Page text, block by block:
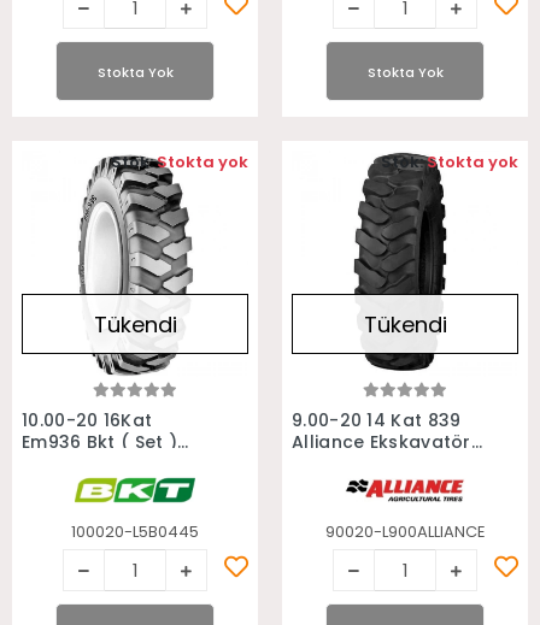
Stokta Yok Stokta Yok
Stokta Yok
Tükendi
10.00-20 16Kat
Em936 Bkt ( Set )
100020-L5B0445
Stok:Stokta yok
Stokta Yok
Tükendi
9.00-20 14 Kat 839
Alliance Ekskavatör
90020-L900ALLIANCE
Stok:Stokta yok